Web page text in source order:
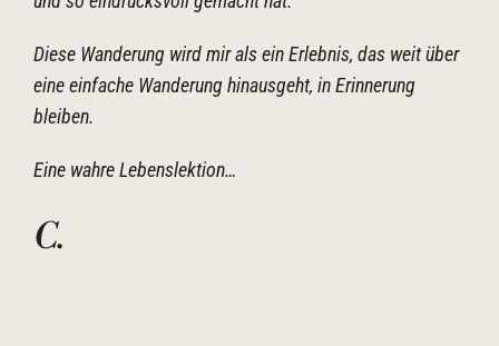
Diese Wanderung wird mir als ein Erlebnis, das weit über
eine einfache Wanderung hinausgeht, in Erinnerung
bleiben.
Eine wahre Lebenslektion…
C.